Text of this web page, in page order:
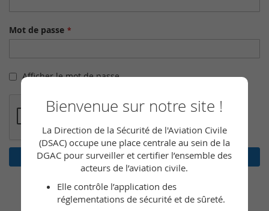
Mot de passe
Afficher le mot de passe
Connexion
Bienvenue sur notre site !
La Direction de la Sécurité de l'Aviation Civile
(DSAC) occupe une place centrale au sein de la
DGAC pour surveiller et certifier l’ensemble des
acteurs de l’aviation civile.
Elle contrôle l’application des
réglementations de sécurité et de sûreté.